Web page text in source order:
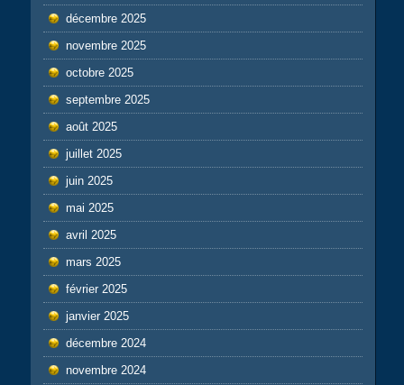
décembre 2025
novembre 2025
octobre 2025
septembre 2025
août 2025
juillet 2025
juin 2025
mai 2025
avril 2025
mars 2025
février 2025
janvier 2025
décembre 2024
novembre 2024